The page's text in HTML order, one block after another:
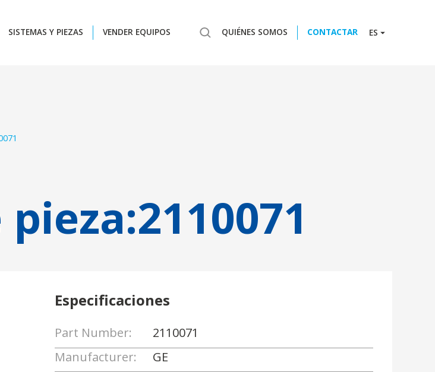
SISTEMAS Y PIEZAS VENDER EQUIPOS QUIÉNES SOMOS CONTACTAR ES
2110071
Especificaciones
Part Number:
2110071
Manufacturer:
GE